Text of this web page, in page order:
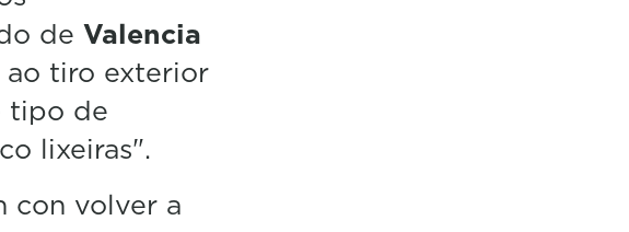
de Valencia
tiro exterior
tipo de
lixeiras".
con volver a